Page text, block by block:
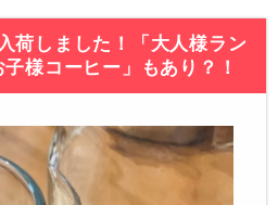
荷しました！「大人様ラン
様コーヒー」もあり？！